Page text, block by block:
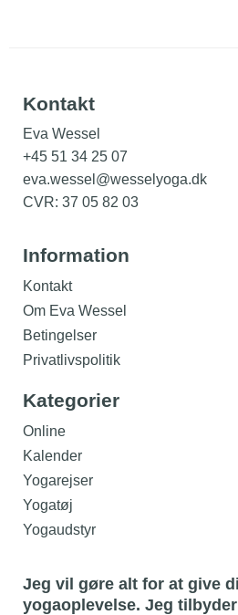
Kontakt
Eva Wessel
+45 51 34 25 07
eva.wessel@wesselyoga.dk
CVR: 37 05 82 03
Information
Kontakt
Om Eva Wessel
Betingelser
Privatlivspolitik
Kategorier
Online
Kalender
Yogarejser
Yogatøj
Yogaudstyr
Jeg vil gøre alt for at give
yogaoplevelse. Jeg